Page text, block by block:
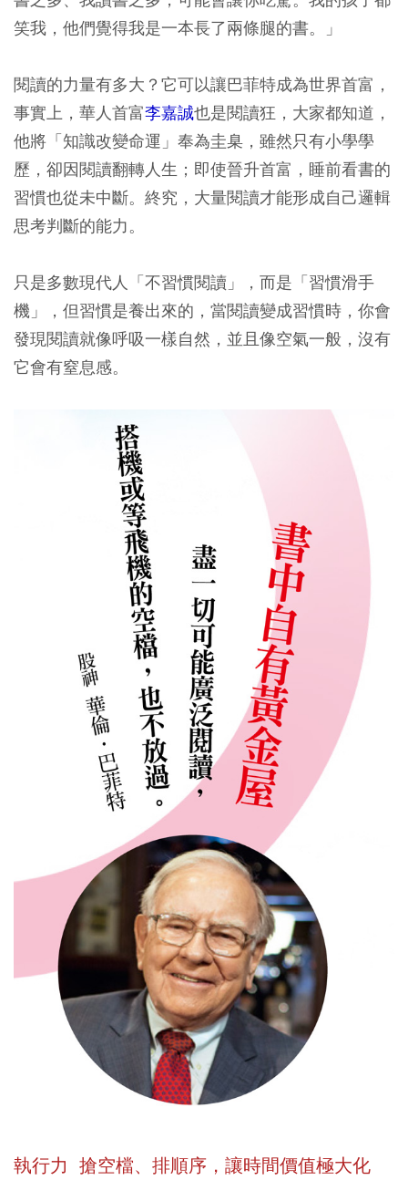
笑我，他們覺得我是一本長了兩條腿的書。」
閱讀的力量有多大？它可以讓巴菲特成為世界首富，
事實上，華人首富李嘉誠也是閱讀狂，大家都知道，
他將「知識改變命運」奉為圭臬，雖然只有小學學
歷，卻因閱讀翻轉人生；即使晉升首富，睡前看書的
習慣也從未中斷。終究，大量閱讀才能形成自己邏輯
思考判斷的能力。
只是多數現代人「不習慣閱讀」，而是「習慣滑手
機」，但習慣是養出來的，當閱讀變成習慣時，你會
發現閱讀就像呼吸一樣自然，並且像空氣一般，沒有
它會有窒息感。
執行力 搶空檔、排順序，讓時間價值極大化